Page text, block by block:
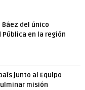
Báez del único
en la región
junto al Equipo
misión